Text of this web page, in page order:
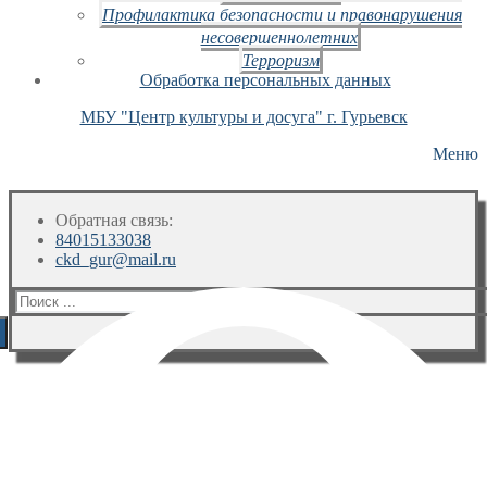
Профилактика безопасности и правонарушения
несовершеннолетних
Терроризм
Обработка персональных данных
МБУ "Центр культуры и досуга" г. Гурьевск
Меню
Обратная связь:
84015133038
ckd_gur@mail.ru
Искать: